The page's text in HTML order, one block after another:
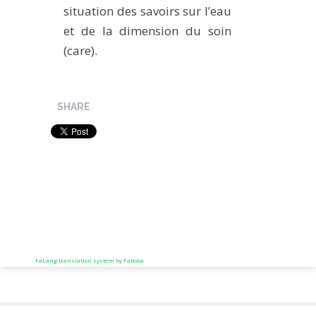
situation des savoirs sur l’eau
et de la dimension du soin
(care).
SHARE
FaLang translation system by Faboba